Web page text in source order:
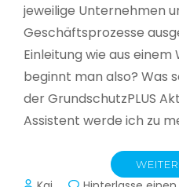
jeweilige Unternehmen
Geschäftsprozesse
Einleitung wie aus
beginnt man also? Was
der GrundschutzPLUS
Assistent werde ich zu